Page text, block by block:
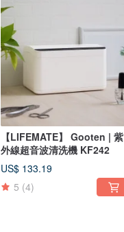
【LIFEMATE】 Gooten | 紫
外線超音波清洗機 KF242
US$ 133.19
5 (4)